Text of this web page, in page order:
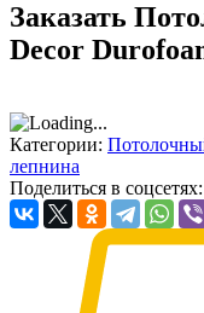
Заказать
Decor
Категории:
лепнина
Поделиться в соцсетях: